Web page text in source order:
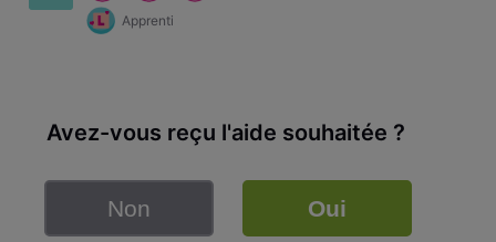
Apprenti
Avez-vous reçu l'aide souhaitée ?
Non Oui